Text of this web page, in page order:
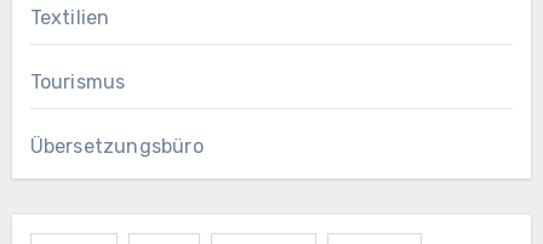
Textilien
Tourismus
Übersetzungsbüro